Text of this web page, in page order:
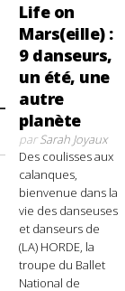
Life on
Mars(eille) :
9 danseurs,
un été, une
autre
planète
parSarah Joyaux
Des coulisses aux
calanques,
bienvenue dans la
vie des danseuses
et danseurs de
(LA) HORDE, la
troupe du Ballet
National de